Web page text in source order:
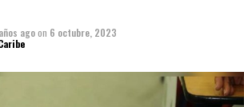
agoon 6 octubre, 2023